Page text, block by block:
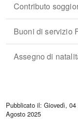
Contributo
Buoni di servizio
Assegno di
del
contenuto
Pubblicato il: Giovedì,
Agosto 2025